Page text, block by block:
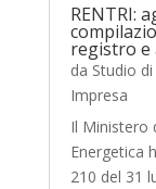
RENTRI:
registro
da Studio
Impresa
Il Ministero
Energetica
210 del 31